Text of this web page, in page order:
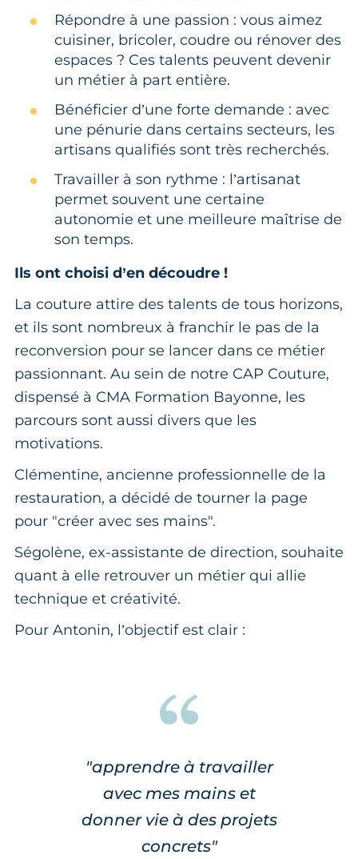
Répondre à une passion : vous aimez
cuisiner, bricoler, coudre ou rénover des
espaces ? Ces talents peuvent devenir
un métier à part entière.
Bénéficier d’une forte demande : avec
une pénurie dans certains secteurs, les
artisans qualifiés sont très recherchés.
Travailler à son rythme : l’artisanat
permet souvent une certaine
autonomie et une meilleure maîtrise de
son temps.
Ils ont choisi d’en découdre !
La couture attire des talents de tous horizons,
et ils sont nombreux à franchir le pas de la
reconversion pour se lancer dans ce métier
passionnant. Au sein de notre CAP Couture,
dispensé à CMA Formation Bayonne, les
parcours sont aussi divers que les
motivations.
Clémentine, ancienne professionnelle de la
restauration, a décidé de tourner la page
pour "créer avec ses mains".
Ségolène, ex-assistante de direction, souhaite
quant à elle retrouver un métier qui allie
technique et créativité.
Pour Antonin, l’objectif est clair :
"apprendre à travailler
avec mes mains et
donner vie à des projets
concrets"